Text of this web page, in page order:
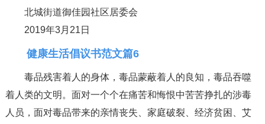
北城街道御佳园社区居委会
2019年3月21日
健康生活倡议书范文篇6
毒品残害着人的身体，毒品蒙蔽着人的良知，毒品吞噬
着人类的文明。面对一个个在痛苦和悔恨中苦苦挣扎的涉毒
人员，面对毒品带来的亲情丧失、家庭破裂、经济贫困、艾